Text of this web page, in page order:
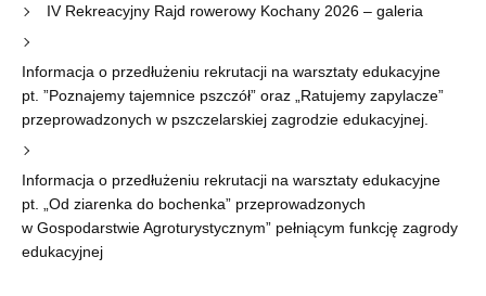
IV Rekreacyjny Rajd rowerowy Kochany 2026 – galeria
Informacja o przedłużeniu rekrutacji na warsztaty edukacyjne
pt. ”Poznajemy tajemnice pszczół” oraz „Ratujemy zapylacze”
przeprowadzonych w pszczelarskiej zagrodzie edukacyjnej.
Informacja o przedłużeniu rekrutacji na warsztaty edukacyjne
pt. „Od ziarenka do bochenka” przeprowadzonych
w Gospodarstwie Agroturystycznym” pełniącym funkcję zagrody
edukacyjnej